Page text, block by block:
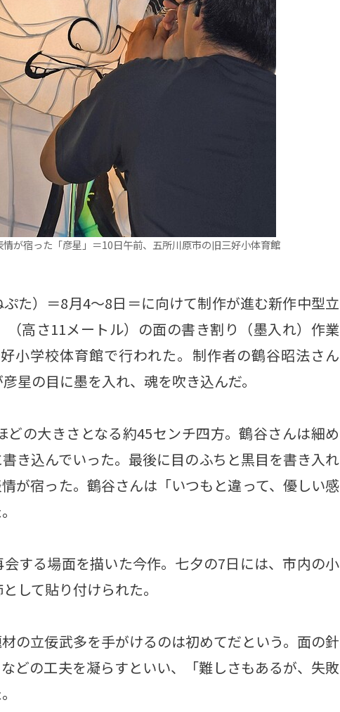
が宿った「彦星」＝10日午前、五所川原市の旧三好小体育館
た）＝8月4～8日＝に向けて制作が進む新作中型立
高さ11メートル）の面の書き割り（墨入れ）作業
小学校体育館で行われた。制作者の鶴谷昭法さん
星の目に墨を入れ、魂を吹き込んだ。
の大きさとなる約45センチ四方。鶴谷さんは細め
き込んでいった。最後に目のふちと黒目を書き入れ
が宿った。鶴谷さんは「いつもと違って、優しい感
する場面を描いた今作。七夕の7日には、市内の小
して貼り付けられた。
の立佞武多を手がけるのは初めてだという。面の針
どの工夫を凝らすといい、「難しさもあるが、失敗